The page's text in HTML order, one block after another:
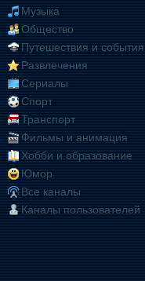
Музыка
Общество
Путешествия и события
Развлечения
Сериалы
Спорт
Транспорт
Фильмы и анимация
Хобби и образование
Юмор
Все каналы
Каналы пользователей